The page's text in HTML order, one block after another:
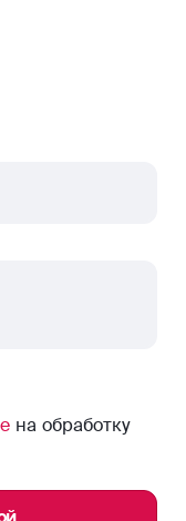
на обработку